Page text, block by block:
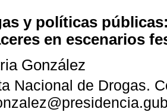
y políticas
en escenarios
González
Nacional de Drogas.